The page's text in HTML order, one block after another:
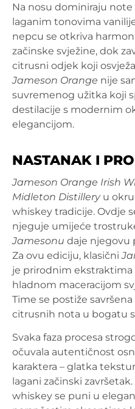
Na nosu dominiraju note
laganim tonovima
nepcu se otkriva
začinske svježine, dok
citrusni odjek koji
Jameson Orange nije
suvremenog užitka koji
destilacije s modernim
elegancijom.
NASTANAK I
Jameson Orange Irish
Midleton Distilleryu
whiskey tradicije. Ovdje
njeguje umijeće
Jamesonu daje njegovu
Za ovu ediciju, klasični
je prirodnim ekstraktima
hladnom maceracijom
Time se postiže
citrusnih nota u bogatu
Svaka faza procesa
očuvala autentičnost
karaktera – glatka
lagani začinski
whiskey se puni u